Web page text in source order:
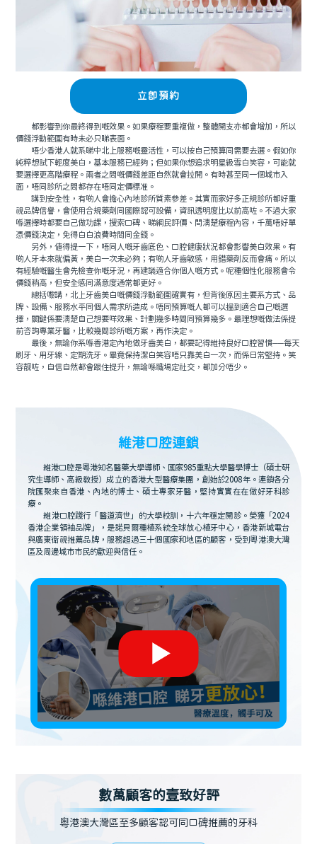
立即預約
都影響到你最終得到嘅效果。如果療程要重複做，整體開支亦都會增加，所以
價錢浮動範圍有時未必只睇表面。
唔少香港人就系睇中北上服務嘅靈活性，可以按自己預算同需要去選。假如你
純粹想試下輕度美白，基本服務已經夠；但如果你想追求明星級雪白笑容，可能就
要選擇更高階療程。兩者之間嘅價錢差距自然就會拉開。有時甚至同一個城市入
面，唔同診所之間都存在唔同定價標准。
講到安全性，有啲人會擔心內地診所質素參差。其實而家好多正規診所都好重
視品牌信譽，會使用合規藥劑同國際認可設備，資訊透明度比以前高咗。不過大家
喺選擇時都要自己做功課，搜索口碑、睇網民評價、問清楚療程內容，千萬唔好單
憑價錢決定，免得白白浪費時間同金錢。
另外，值得提一下，唔同人嘅牙齒底色、口腔健康狀況都會影響美白效果。有
啲人牙本來就偏黃，美白一次未必夠；有啲人牙齒敏感，用錯藥劑反而會痛。所以
有經驗嘅醫生會先檢查你嘅牙況，再建議適合你個人嘅方式。呢種個性化服務會令
價錢稍高，但安全感同滿意度通常都更好。
總括嚟講，北上牙齒美白嘅價錢浮動範圍確實有，但背後原因主要系方式、品
牌、設備、服務水平同個人需求所造成。唔同預算嘅人都可以搵到適合自己嘅選
擇，關鍵係要清楚自己想要咩效果、計劃幾多時間同預算幾多。最理想嘅做法係提
前咨詢專業牙醫，比較幾間診所嘅方案，再作決定。
最後，無論你系喺香港定內地做牙齒美白，都要記得維持良好口腔習慣──每天
刷牙、用牙線、定期洗牙。畢竟保持潔白笑容唔只靠美白一次，而係日常堅持。笑
容靓咗，自信自然都會跟住提升，無論喺職場定社交，都加分唔少。
維港口腔連鎖
維港口腔是粵港知名醫藥大學導師、國家985重點大學醫學博士（碩士研
究生導師、高級教授）成立的香港大型醫療集團，創始於2008年。連鎖各分
院匯聚來自香港、內地的博士、碩士專家牙醫，堅持實實在在做好牙科診
療。
維港口腔踐行「醫道濟世」的大學校訓，十六年穩定開診。榮獲「2024
香港企業領袖品牌」，是諾貝爾種植系統全球放心植牙中心，香港新城電台
與廣東衛視推薦品牌，服務超過三十個國家和地區的顧客，受到粵港澳大灣
區及周邊城市市民的歡迎與信任。
數萬顧客的壹致好評
粵港澳大灣區至多顧客認可同口碑推薦的牙科